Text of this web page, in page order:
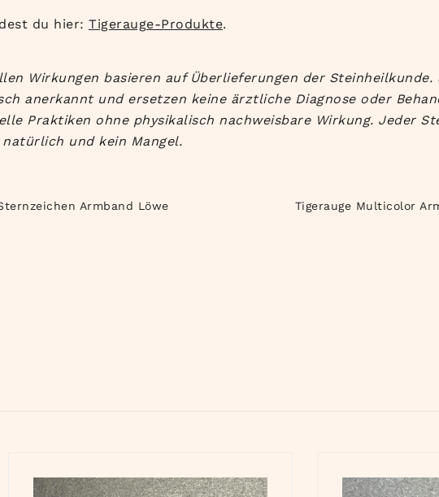
du hier: Tigerauge-Produkte.
Wirkungen basieren auf Überlieferungen der Steinheilkunde.
anerkannt und ersetzen keine ärztliche Diagnose oder
Praktiken ohne physikalisch nachweisbare Wirkung. Jeder
und kein Mangel.
Armband Löwe Tigerauge Multicolor